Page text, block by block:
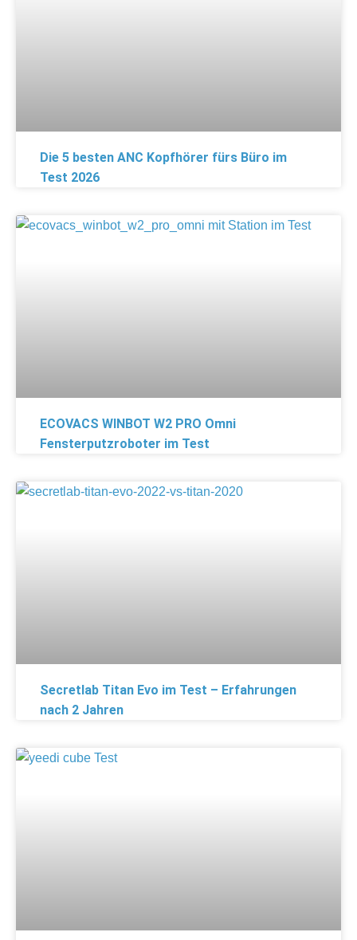
Die 5 besten ANC Kopfhörer fürs Büro im
Test 2026
ECOVACS WINBOT W2 PRO Omni
Fensterputzroboter im Test
Secretlab Titan Evo im Test – Erfahrungen
nach 2 Jahren